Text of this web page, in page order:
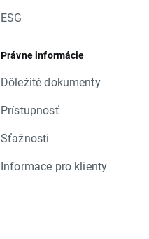
ESG
Právne informácie
Dôležité dokumenty
Prístupnosť
Sťažnosti
Informace pro klienty